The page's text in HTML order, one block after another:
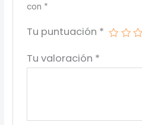
con *
Tu puntuación *
Tu valoración *